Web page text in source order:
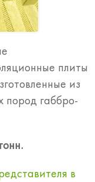
плиты
из
пород габбро-
в